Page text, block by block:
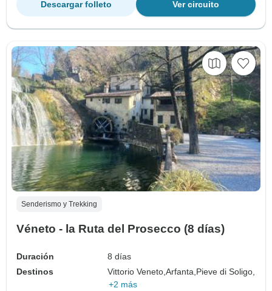
Ver circuito
Descargar folleto
Senderismo y Trekking
Véneto - la Ruta del Prosecco (8 días)
Duración
8 días
Destinos
Vittorio Veneto,Arfanta, Pieve di Soligo,
+2 más